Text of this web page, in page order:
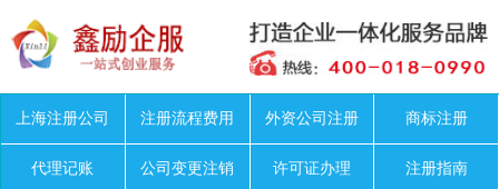
上海注册公司 注册流程费用 外资公司注册 商标注册
代理记账 公司变更注销 许可证办理 注册指南